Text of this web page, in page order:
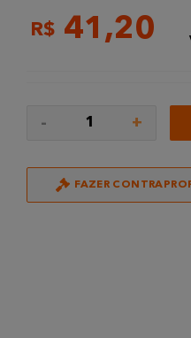
R$ 41 ,20
- 1 +
FAZER